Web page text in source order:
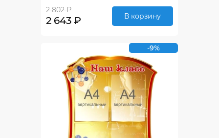
2 802 ₽
2 643 ₽ В корзину
-9%